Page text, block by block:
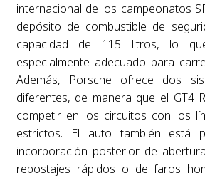
internacional de los campeonatos
depósito de combustible de
capacidad de 115 litros, lo
especialmente adecuado para
Además, Porsche ofrece dos
diferentes, de manera que el GT4
competir en los circuitos con los
estrictos. El auto también está
incorporación posterior de
repostajes rápidos o de faros